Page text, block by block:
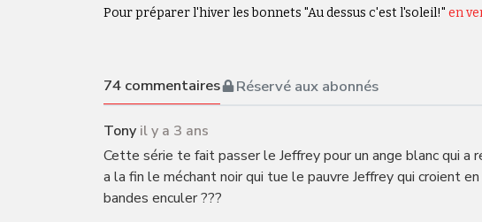
Pour préparer l'hiver les bonnets "Au dessus c'est l'soleil!" en
74 commentaires Réservé aux abonnés
Tony il y a 3 ans
Cette série te fait passer le Jeffrey pour un ange blanc qui
a la fin le méchant noir qui tue le pauvre Jeffrey qui croient
bandes enculer ???